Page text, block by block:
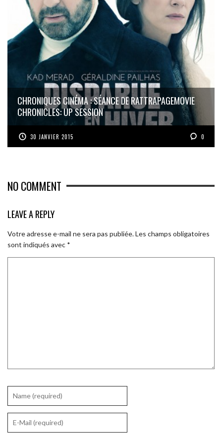
CHRONIQUES CINÉMA : SÉANCE DE RATTRAPAGEMOVIE
CHRONICLES: UP SESSION
30 JANVIER 2015 0
NO COMMENT
LEAVE A REPLY
Votre adresse e-mail ne sera pas publiée.Les champs obligatoires
sont indiqués avec *